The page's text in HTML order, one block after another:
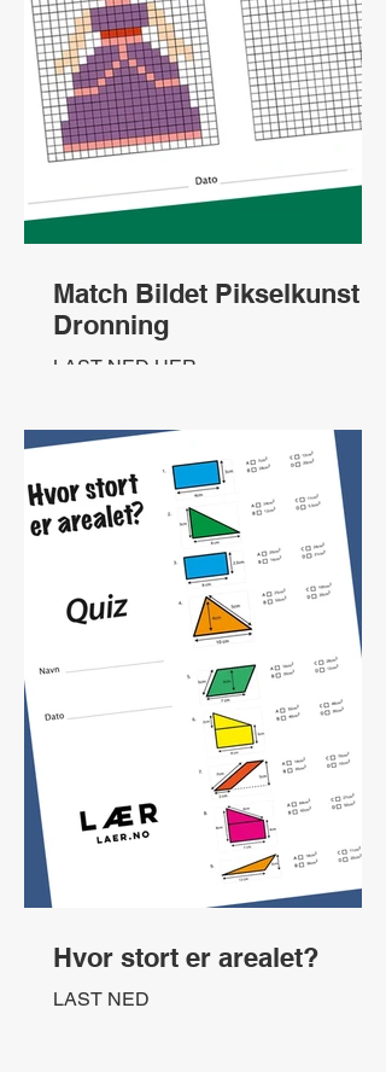
Match Bildet Pikselkunst
Dronning
LAST NED HER
Hvor stort er arealet?
LAST NED